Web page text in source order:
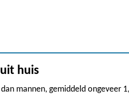
huis
mannen, gemiddeld ongeveer